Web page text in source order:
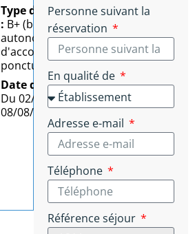
Type d'autonomie
: B+ (bonne
autonomie = besoin
d'accompagnement
ponctuel)
Date du séjour :
Du 02/08/2026 au
08/08/2026
Personne suivant la
réservation
En qualité de
Adresse e-mail
Téléphone
Référence séjour